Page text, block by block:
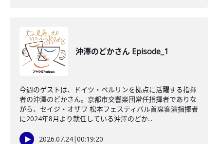
沖澤のどかさん Episode_1
今週のゲストは、ドイツ・ベルリンを拠点に活躍する指揮
者の沖澤のどかさん。京都市交響楽団常任指揮者でありな
がら、セイジ・オザワ 松本フェスティバル首席客演指揮者
に2024年8月より就任している沖澤のどか...
2026.07.24|00:19:20